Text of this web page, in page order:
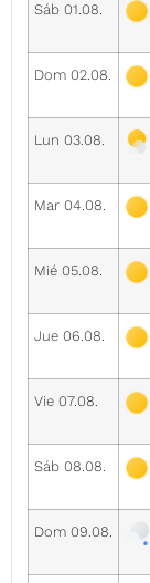
Sáb 01.08.
Dom 02.08.
Lun 03.08.
Mar 04.08.
Mié 05.08.
Jue 06.08.
Vie 07.08.
Sáb 08.08.
Dom 09.08.